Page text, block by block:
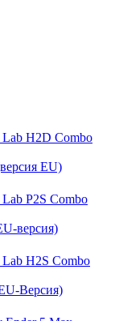
EU)
версия)
Версия)